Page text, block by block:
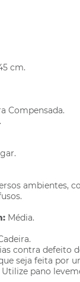
cm.
Compensada.
ambientes,
Média.
contra defeito
seja feita por
Utilize pano